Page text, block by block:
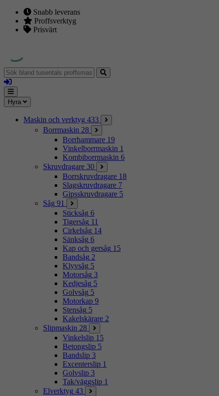
Snabb leverans
Proffsverktyg
Prisvärt
Sök
bland
tusentals
proffsmaskiner
Logga
in
Mina
sidor
Meny
Hyra
Maskin och verktyg 433
Borrmaskin 28
Borrhammare 19
Vinkelborrmaskin 1
Kombiborrmaskin 6
Skruvdragare 30
Borrskruvdragare 18
Slagskruvdragare 7
Gipsskruvdragare 5
Såg 91
Sticksåg 6
Tigersåg 11
Cirkelsåg 14
Sänksåg 6
Kap och gersåg 15
Bandsåg 2
Klyvsåg 5
Motorsåg 3
Kedjesåg 5
Golvsåg 5
Motorkap 9
Stensåg 5
Kakelskärare 2
Slipmaskin 28
Vinkelslip 15
Betongslip 5
Bandslip 3
Excenterslip 1
Golvslip 3
Tak/väggslip 1
Elverktyg 43